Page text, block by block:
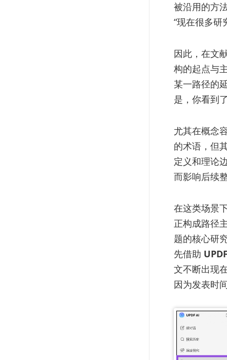
被沿用的方
“现在很多研
因此，在文
构的起点与
某一路径的
是，你看到
尤其在概念
的术语，但
定义和理论
而影响后续
在这类场景
正构成路径
题的核心研
先借助
文不断出现
因为发表时